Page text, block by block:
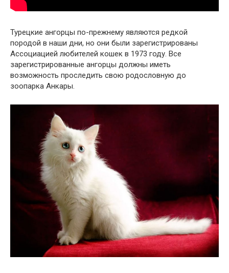
Турецкие ангорцы по-прежнему являются редкой
породой в наши дни, но они были зарегистрированы
Ассоциацией любителей кошек в 1973 году. Все
зарегистрированные ангорцы должны иметь
возможность проследить свою родословную до
зоопарка Анкары.